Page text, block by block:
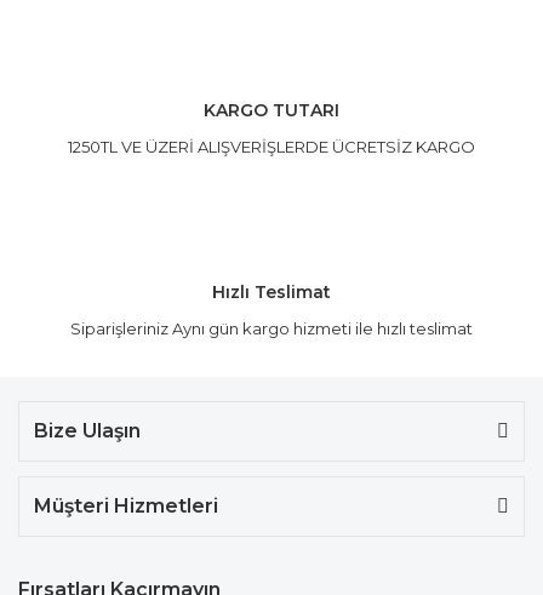
KARGO TUTARI
1250TL VE ÜZERİ ALIŞVERİŞLERDE ÜCRETSİZ KARGO
Hızlı Teslimat
Siparişleriniz Aynı gün kargo hizmeti ile hızlı teslimat
Bize Ulaşın
Müşteri Hizmetleri
Fırsatları Kaçırmayın